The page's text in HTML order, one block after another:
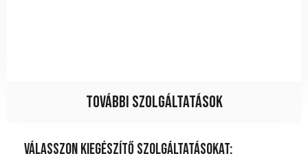
További szolgáltatások
Válasszon kiegészítő szolgáltatásokat: